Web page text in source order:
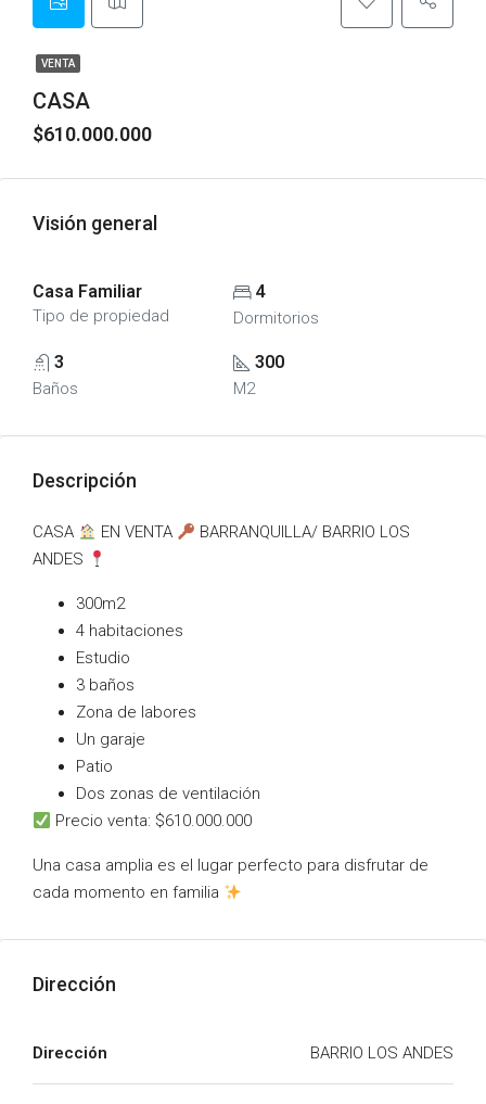
VENTA
CASA
$610.000.000
Visión general
Casa Familiar
Tipo de propiedad
4
Dormitorios
3
Baños
300
M2
Descripción
CASA EN VENTA
BARRANQUILLA/ BARRIO LOS
ANDES
300m2
⁠4 habitaciones
⁠Estudio
⁠3 baños
⁠Zona de labores
⁠Un garaje
⁠Patio
⁠Dos zonas de ventilación
Precio venta: $610.000.000
Una casa amplia es el lugar perfecto para disfrutar de
cada momento en familia
Dirección
Dirección BARRIO LOS ANDES